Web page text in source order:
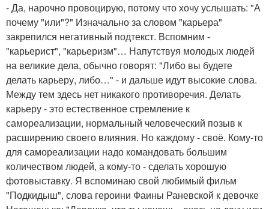
- Да, нарочно провоцирую, потому что хочу услышать: "А
почему "или"?" Изначально за словом "карьера"
закрепился негативный подтекст. Вспомним -
"карьерист", "карьеризм"… Напутствуя молодых людей
на великие дела, обычно говорят: "Либо вы будете
делать карьеру, либо…" - и дальше идут высокие слова.
Между тем здесь нет никакого противоречия. Делать
карьеру - это естественное стремление к
самореализации, нормальный человеческий позыв к
расширению своего влияния. Но каждому - своё. Кому-то
для самореализации надо командовать большим
количеством людей, а кому-то - сделать хорошую
фотовыставку. Я вспоминаю свой любимый фильм
"Подкидыш", слова героини Фаины Раневской к девочке